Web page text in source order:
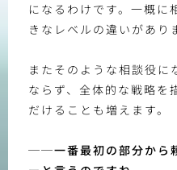
になるわけです。一概に
きなレベルの違いがあり
またそのような相談役に
ならず、全体的な戦略を
だけることも増えます。
──一番最初の部分から